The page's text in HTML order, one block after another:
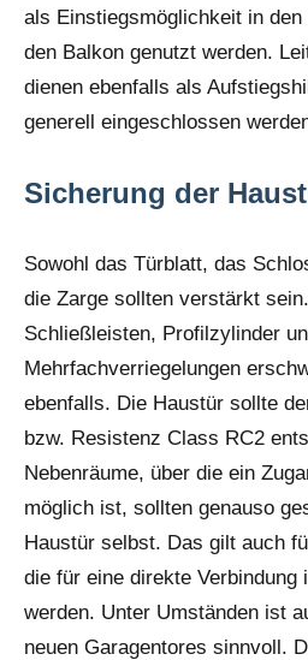
als Einstiegsmöglichkeit in
den Balkon genutzt werden.
dienen ebenfalls als
generell eingeschlossen
Sicherung der
Sowohl das Türblatt, das
die Zarge sollten verstärkt
Schließleisten, Profilzylinder
Mehrfachverriegelungen
ebenfalls. Die Haustür sollte
bzw. Resistenz Class RC2
Nebenräume, über die ein
möglich ist, sollten genauso
Haustür selbst. Das gilt auch
die für eine direkte Verbindung
werden. Unter Umständen ist
neuen Garagentores sinnvoll.